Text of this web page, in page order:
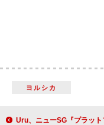
ヨルシカ
Uru、ニューSG『プラットフォーム』より「エイリアンズ」のリリック